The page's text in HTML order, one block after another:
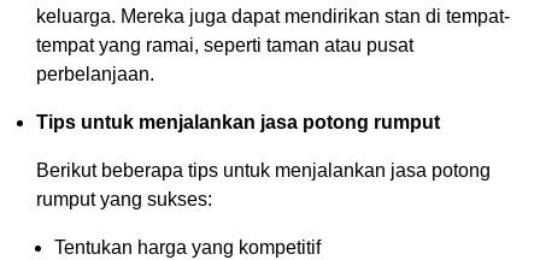
keluarga. Mereka juga dapat mendirikan stan di tempat-
tempat yang ramai, seperti taman atau pusat
perbelanjaan.
Tips untuk menjalankan jasa potong rumput
Berikut beberapa tips untuk menjalankan jasa potong
rumput yang sukses:
Tentukan harga yang kompetitif